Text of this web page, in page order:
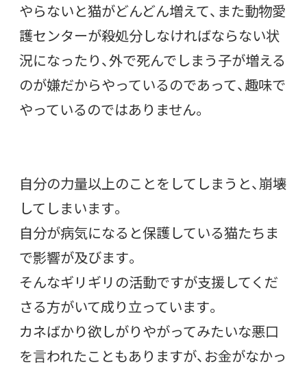
やらないと猫がどんどん増えて、また動物愛
護センターが殺処分しなければならない状
況になったり、外で死んでしまう子が増える
のが嫌だからやっているのであって、趣味で
やっているのではありません。
自分の力量以上のことをしてしまうと、崩壊
してしまいます。
自分が病気になると保護している猫たちま
で影響が及びます。
そんなギリギリの活動ですが支援してくだ
さる方がいて成り立っています。
カネばかり欲しがりやがってみたいな悪口
を言われたこともありますが、お金がなかっ